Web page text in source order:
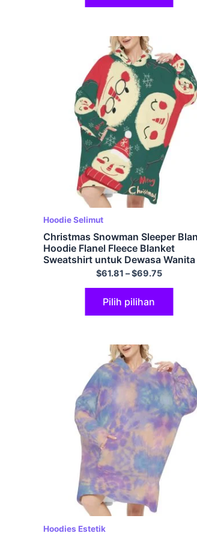
Hoodie Selimut
Christmas Snowman Sleeper
Hoodie Flanel Fleece Blanket
Sweatshirt untuk Dewasa Wanita
$61.81 –$69.75
Pilih pilihan
Hoodies Estetik